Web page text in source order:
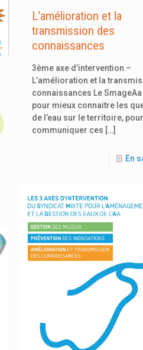
L’amélioration et la
transmission des
connaissances
3ème axe d’intervention –
L’amélioration et la
connaissances Le
pour mieux connaitre les
de l’eau sur le territoire, pour
communiquer ces […]
En